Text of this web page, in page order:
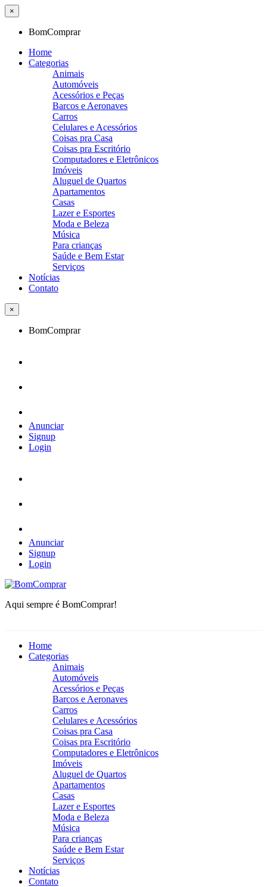
×
BomComprar
Home
Categorias
Animais
Automóveis
Acessórios e Peças
Barcos e Aeronaves
Carros
Celulares e Acessórios
Coisas pra Casa
Coisas pra Escritório
Computadores e Eletrônicos
Imóveis
Aluguel de Quartos
Apartamentos
Casas
Lazer e Esportes
Moda e Beleza
Música
Para crianças
Saúde e Bem Estar
Serviços
Notícias
Contato
×
BomComprar
Anunciar
Signup
Login
Anunciar
Signup
Login
BomComprar
Aqui sempre é BomComprar!
Home
Categorias
Animais
Automóveis
Acessórios e Peças
Barcos e Aeronaves
Carros
Celulares e Acessórios
Coisas pra Casa
Coisas pra Escritório
Computadores e Eletrônicos
Imóveis
Aluguel de Quartos
Apartamentos
Casas
Lazer e Esportes
Moda e Beleza
Música
Para crianças
Saúde e Bem Estar
Serviços
Notícias
Contato